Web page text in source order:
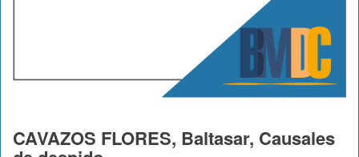
CAVAZOS FLORES, Baltasar, Causales